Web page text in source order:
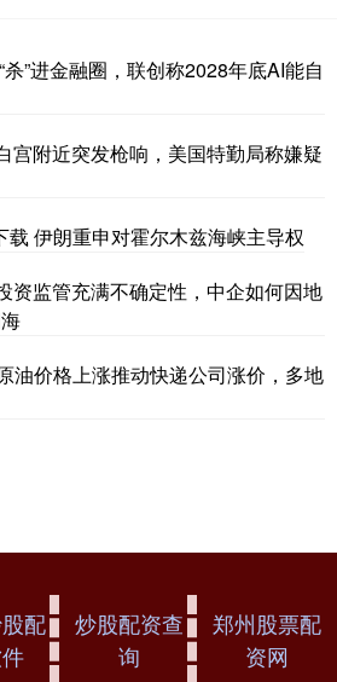
”进金融圈，联创称2028年底AI能自
宫附近突发枪响，美国特勤局称嫌疑
伊朗重申对霍尔木兹海峡主导权
资监管充满不确定性，中企如何因地
油价格上涨推动快递公司涨价，多地
配
炒股配资查
询
郑州股票配
资网